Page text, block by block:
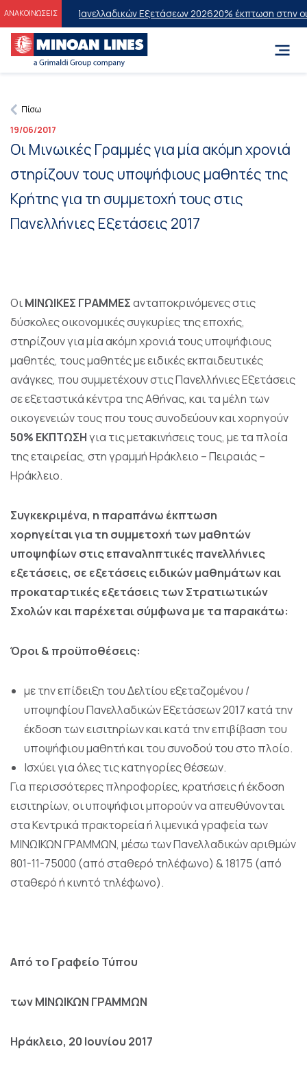
ΑΝΑΚΟΙΝΩΣΕΙΣτων Πανελλαδικών Εξετάσεων 202620% έκπτωση στην
Πίσω
19/06/2017
Οι Μινωικές Γραμμές για μία ακόμη χρονιά
στηρίζουν τους υποψήφιους μαθητές της
Κρήτης για τη συμμετοχή τους στις
Πανελλήνιες Εξετάσεις 2017
ΟιΜΙΝΩΙΚΕΣ ΓΡΑΜΜΕΣανταποκρινόμενες στις
δύσκολες οικονομικές συγκυρίες της εποχής,
στηρίζουν για μία ακόμη χρονιά τους υποψήφιους
μαθητές, τους μαθητές με ειδικές εκπαιδευτικές
ανάγκες, που συμμετέχουν στις Πανελλήνιες Εξετάσεις
σε εξεταστικά κέντρα της Αθήνας, και τα μέλη των
οικογενειών τους που τους συνοδεύουν και χορηγούν
50% ΕΚΠΤΩΣΗγια τις μετακινήσεις τους, με τα πλοία
της εταιρείας, στη γραμμήΗράκλειο – Πειραιάς –
Ηράκλειο.
Συγκεκριμένα, η παραπάνω έκπτωση
χορηγείται για τη συμμετοχή των μαθητών
υποψηφίων στις επαναληπτικές πανελλήνιες
εξετάσεις, σε εξετάσεις ειδικών μαθημάτων και
προκαταρτικές εξετάσεις των Στρατιωτικών
Σχολών και παρέχεται σύμφωνα με τα παρακάτω:
Όροι & προϋποθέσεις:
με την επίδειξη του Δελτίου εξεταζομένου /
υποψηφίου Πανελλαδικών Εξετάσεων 2017 κατά την
έκδοση των εισιτηρίων και κατά την επιβίβαση του
υποψήφιου μαθητή και του συνοδού του στο πλοίο.
Ισχύει για όλες τις κατηγορίες θέσεων.
Για περισσότερες πληροφορίες, κρατήσεις ή έκδοση
εισιτηρίων, οι υποψήφιοι μπορούν να απευθύνονται
στα Κεντρικά πρακτορεία ή λιμενικά γραφεία των
ΜΙΝΩΙΚΩΝ ΓΡΑΜΜΩΝ, μέσω των Πανελλαδικών αριθμών
801-11-75000 (από σταθερό τηλέφωνο) & 18175 (από
σταθερό ή κινητό τηλέφωνο).
Από το Γραφείο Τύπου
των ΜΙΝΩΙΚΩΝ ΓΡΑΜΜΩΝ
Ηράκλειο, 20 Ιουνίου 2017